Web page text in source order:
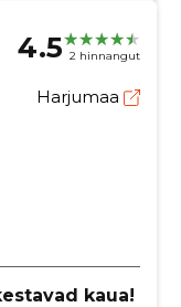
4.5 2 hinnangut
Harjumaa
kaua!